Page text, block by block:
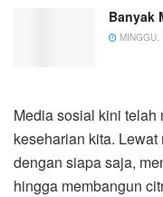
Banyak
Media sosial kini telah
keseharian kita.
dengan siapa saja,
hingga membangun